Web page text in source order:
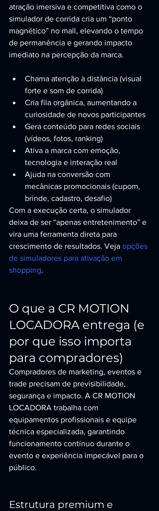
atração imersiva e competitiva como o
simulador de corrida cria um “ponto
magnético” no mall, elevando o tempo
de permanência e gerando impacto
imediato na percepção da marca.
Chama atenção à distância (visual
forte e som de corrida)
Cria fila orgânica, aumentando a
curiosidade de novos participantes
Gera conteúdo para redes sociais
(vídeos, fotos, ranking)
Ativa a marca com emoção,
tecnologia e interação real
Ajuda na conversão com
mecânicas promocionais (cupom,
brinde, cadastro, desafio)
Com a execução certa, o simulador
deixa de ser “apenas entretenimento” e
vira uma ferramenta direta para
crescimento de resultados. Veja opções
de simuladores para ativação em
shopping.
O que a CR MOTION
LOCADORA entrega (e
por que isso importa
para compradores)
Compradores de marketing, eventos e
trade precisam de previsibilidade,
segurança e impacto. A CR MOTION
LOCADORA trabalha com
equipamentos profissionais e equipe
técnica especializada, garantindo
funcionamento contínuo durante o
evento e experiência impecável para o
público.
Estrutura premium e